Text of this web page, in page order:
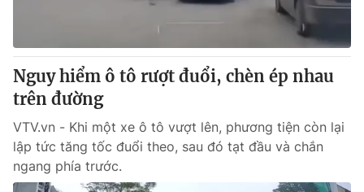
Nguy hiểm ô tô rượt đuổi, chèn ép nhau
trên đường
VTV.vn - Khi một xe ô tô vượt lên, phương tiện còn lại
lập tức tăng tốc đuổi theo, sau đó tạt đầu và chắn
ngang phía trước.